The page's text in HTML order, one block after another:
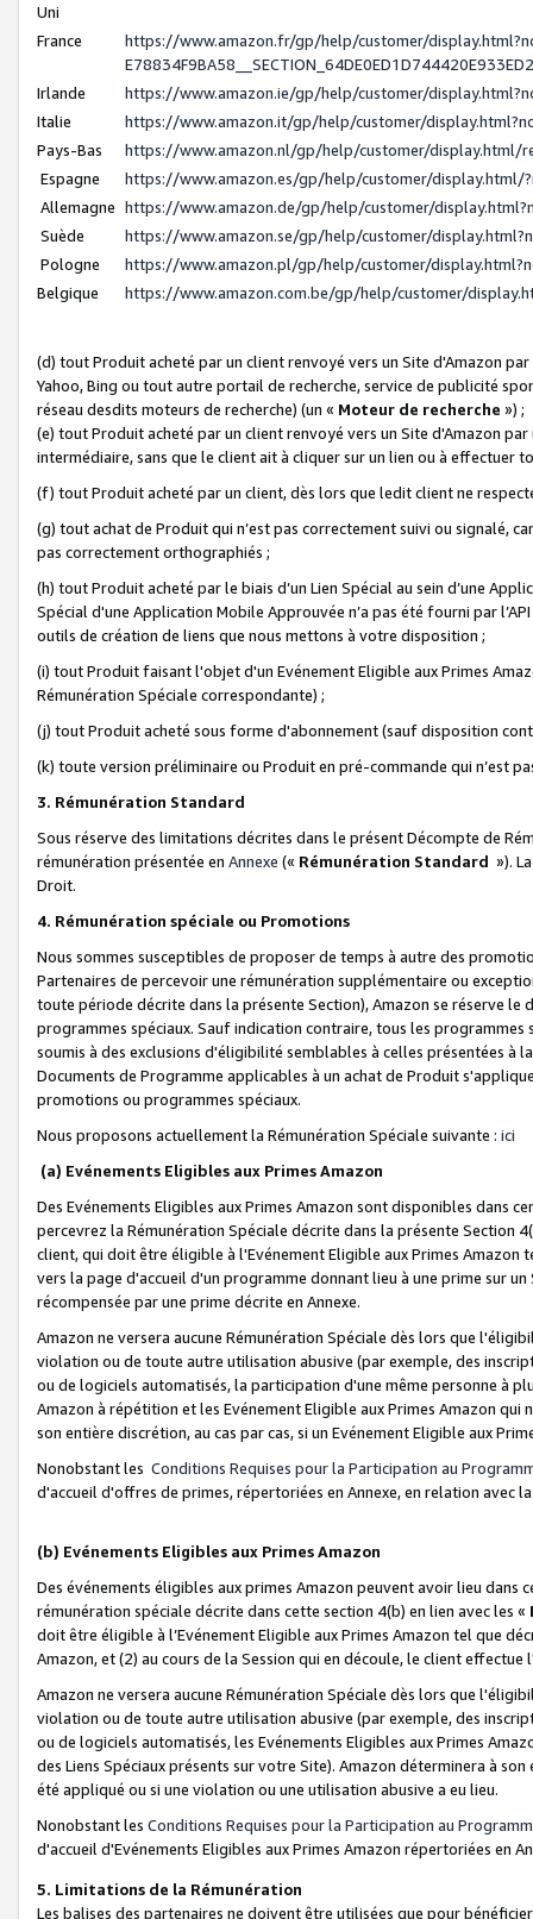
Uni
France
https://www.amazon.fr/gp/help/customer/
Irlande
https://www.amazon.ie/gp/help/customer/
Italie
https://www.amazon.it/gp/help/customer/
Pays-Bas
https://www.amazon.nl/gp/help/customer/display.html/
Espagne
https://www.amazon.es/gp/help/customer/display.html/
Allemagne https://www.amazon.de/gp/help/customer/
Suède
https://www.amazon.se/gp/help/customer/
Pologne
https://www.amazon.pl/gp/help/customer/
Belgique
https://www.amazon.com.be/gp/help/customer/
(d) tout Produit acheté par un client renvoyé vers un Site d'Amazon
Yahoo, Bing ou tout autre portail de recherche, service de publicité
réseau desdits moteurs de recherche) (un « Moteur de recherche ») ;
(e) tout Produit acheté par un client renvoyé vers un Site d'Amazon
intermédiaire, sans que le client ait à cliquer sur un lien ou à
(f) tout Produit acheté par un client, dès lors que ledit client ne
(g) tout achat de Produit qui n’est pas correctement suivi ou signalé,
pas correctement orthographiés ;
(h) tout Produit acheté par le biais d’un Lien Spécial au sein d’une
Spécial d'une Application Mobile Approuvée n’a pas été fourni par
outils de création de liens que nous mettons à votre disposition ;
(i) tout Produit faisant l'objet d'un Evénement Eligible aux Primes
Rémunération Spéciale correspondante) ;
(j) tout Produit acheté sous forme d'abonnement (sauf disposition
(k) toute version préliminaire ou Produit en pré-commande qui n’est
3. Rémunération Standard
Sous réserve des limitations décrites dans le présent Décompte de
rémunération présentée en Annexe (« Rémunération Standard »).
Droit.
4. Rémunération spéciale ou Promotions
Nous sommes susceptibles de proposer de temps à autre des
Partenaires de percevoir une rémunération supplémentaire ou
toute période décrite dans la présente Section), Amazon se réserve
programmes spéciaux. Sauf indication contraire, tous les
soumis à des exclusions d'éligibilité semblables à celles présentées à
Documents de Programme applicables à un achat de Produit
promotions ou programmes spéciaux.
Nous proposons actuellement la Rémunération Spéciale suivante : ici
(a) Evénements Eligibles aux Primes Amazon
Des Evénements Eligibles aux Primes Amazon sont disponibles dans
percevrez la Rémunération Spéciale décrite dans la présente Section
client, qui doit être éligible à l'Evénement Eligible aux Primes Amazon
vers la page d'accueil d'un programme donnant lieu à une prime sur
récompensée par une prime décrite en Annexe.
Amazon ne versera aucune Rémunération Spéciale dès lors que
violation ou de toute autre utilisation abusive (par exemple, des
ou de logiciels automatisés, la participation d'une même personne à
Amazon à répétition et les Evénement Eligible aux Primes Amazon qui
son entière discrétion, au cas par cas, si un Evénement Eligible aux
Nonobstant les Conditions Requises pour la Participation au
d'accueil d'offres de primes, répertoriées en Annexe, en relation avec
(b) Evénements Eligibles aux Primes Amazon
Des événements éligibles aux primes Amazon peuvent avoir lieu dans
rémunération spéciale décrite dans cette section 4(b) en lien avec les «
doit être éligible à l’Evénement Eligible aux Primes Amazon tel que
Amazon, et (2) au cours de la Session qui en découle, le client
Amazon ne versera aucune Rémunération Spéciale dès lors que
violation ou de toute autre utilisation abusive (par exemple, des
ou de logiciels automatisés, les Evénements Eligibles aux Primes
des Liens Spéciaux présents sur votre Site). Amazon déterminera à
été appliqué ou si une violation ou une utilisation abusive a eu lieu.
Nonobstant les Conditions Requises pour la Participation au
d'accueil d'Evénements Eligibles aux Primes Amazon répertoriées en
5. Limitations de la Rémunération
Les balises des partenaires ne doivent être utilisées que pour